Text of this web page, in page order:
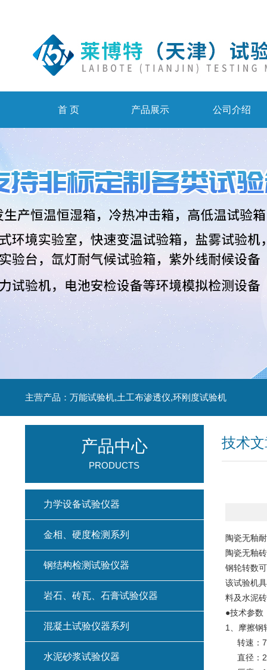
首 页 产品展示 公司介绍
主营产品：万能试验机,土工布渗透仪,环刚度试验机
技术
陶瓷无釉
陶瓷无釉
钢轮转数
该试验机
料及水泥
●技术参数
1、摩擦钢
转速：
直径：
产品中心
PRODUCTS
力学设备试验仪器
金相、硬度检测系列
钢结构检测试验仪器
岩石、砖瓦、石膏试验仪器
混凝土试验仪器系列
水泥砂浆试验仪器